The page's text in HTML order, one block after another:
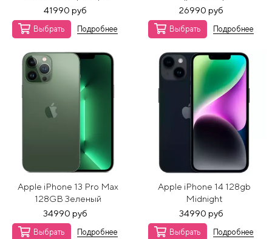
41990 руб
Выбрать Подробнее
26990 руб
Выбрать Подробнее
Apple iPhone 13 Pro Max
128GB Зеленый
34990 руб
Выбрать Подробнее
Apple iPhone 14 128gb
Midnight
34990 руб
Выбрать Подробнее